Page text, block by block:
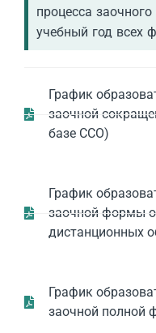
процесса
учебный год всех
График
заочной
базе ССО)
График
заочной формы
дистанционных
График
заочной полной